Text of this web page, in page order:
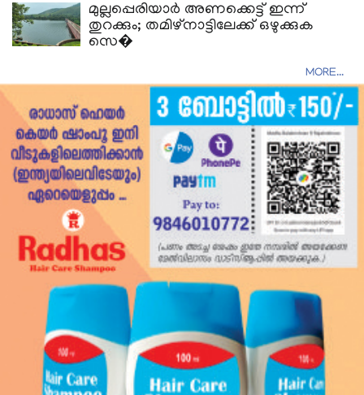
മുല്ലപ്പെരിയാർ അണക്കെട്ട് ഇന്ന്
തുറക്കും; തമിഴ്നാട്ടിലേക്ക് ഒഴുക്കുക
സെ�
MORE...